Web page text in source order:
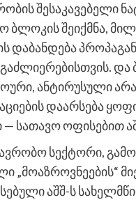
შესაკავებელი
ბლოკის შეიქმნა,
დაბანდება
გაძლიერებისთვის.
ანტირუსული
დაარსება
— სათავო ოფისებით
სექტორი,
„მოაზროვნეების“
აშშ-ს